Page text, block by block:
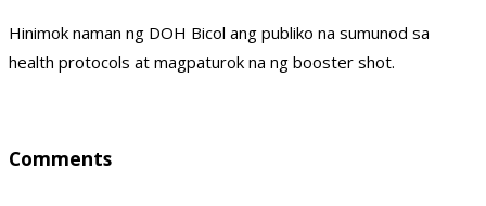
Hinimok naman ng DOH Bicol ang publiko na sumunod sa
health protocols at magpaturok na ng booster shot.
Comments